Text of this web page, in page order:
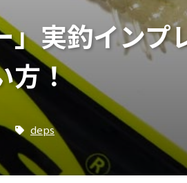
実釣インプ
方！
deps